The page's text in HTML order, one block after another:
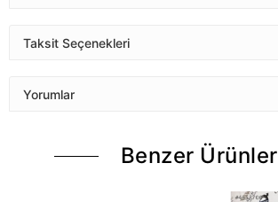
Taksit Seçenekleri
Yorumlar
Benzer Ürünler